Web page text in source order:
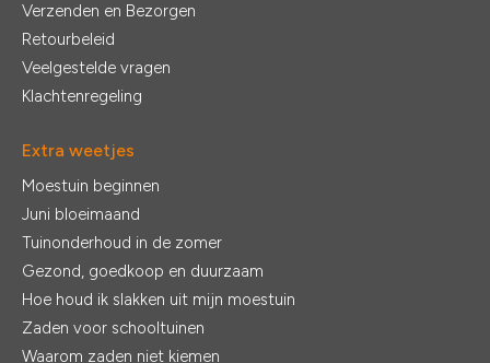
Verzenden en Bezorgen
Retourbeleid
Veelgestelde vragen
Klachtenregeling
Extra weetjes
Moestuin beginnen
Juni bloeimaand
Tuinonderhoud in de zomer
Gezond, goedkoop en duurzaam
Hoe houd ik slakken uit mijn moestuin
Zaden voor schooltuinen
Waarom zaden niet kiemen